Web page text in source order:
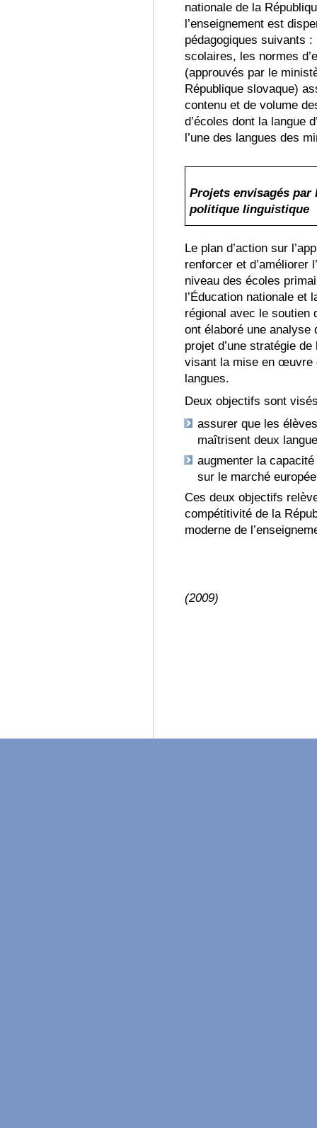
nationale de la
l’enseignement est
pédagogiques suivants
scolaires, les normes
(approuvés par le
République slovaque)
contenu et de volume
d’écoles dont la langue
l’une des langues des
Projets envisagéspar
politique linguistique
Le plan d’action sur
renforcer et d’améliorer
niveau des écoles
l’Éducation nationale et
régional avec le soutien
ont élaboré une
projet d’une stratégie
visant la mise en œuvre
langues.
Deux objectifs sont vis
assurer que les
maîtrisent deux
augmenter la
sur le marché
Ces deux objectifs
compétitivité de la
moderne de
(2009)